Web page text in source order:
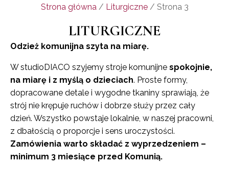
Strona główna / Liturgiczne/ Strona 3
LITURGICZNE
Odzież komunijna szyta na miarę.
W studioDIACO szyjemy stroje komunijne spokojnie,
na miarę i z myślą o dzieciach. Proste formy,
dopracowane detale i wygodne tkaniny sprawiają, że
strój nie krępuje ruchów i dobrze służy przez cały
dzień. Wszystko powstaje lokalnie, w naszej pracowni,
z dbałością o proporcje i sens uroczystości.
Zamówienia warto składać z wyprzedzeniem –
minimum 3 miesiące przed Komunią.